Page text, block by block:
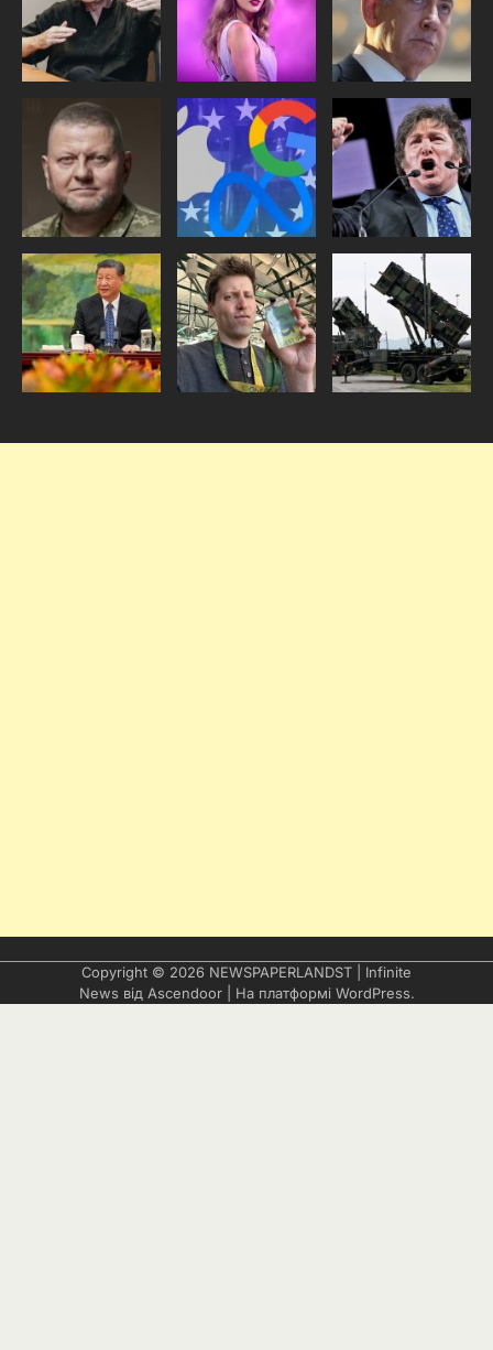
Copyright © 2026 NEWSPAPERLANDST | Infinite
News від Ascendoor| На платформі WordPress.